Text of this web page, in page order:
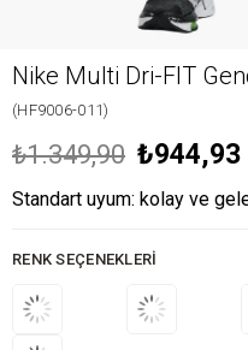
Nike Multi Dri-FIT
(HF9006-011)
₺1.349,90 ₺944,93
Standart uyum: kolay ve
RENK SEÇENEKLERI